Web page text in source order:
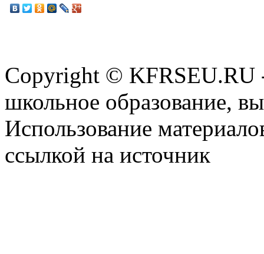
Copyright © KFRSEU.RU
школьное образование,
Использование
ссылкой на источник